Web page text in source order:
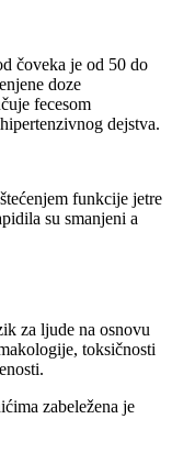
čoveka je od 50 do
doze
fecesom
dejstva.
funkcije jetre
su smanjeni a
za ljude na osnovu
toksičnosti
zabeležena je